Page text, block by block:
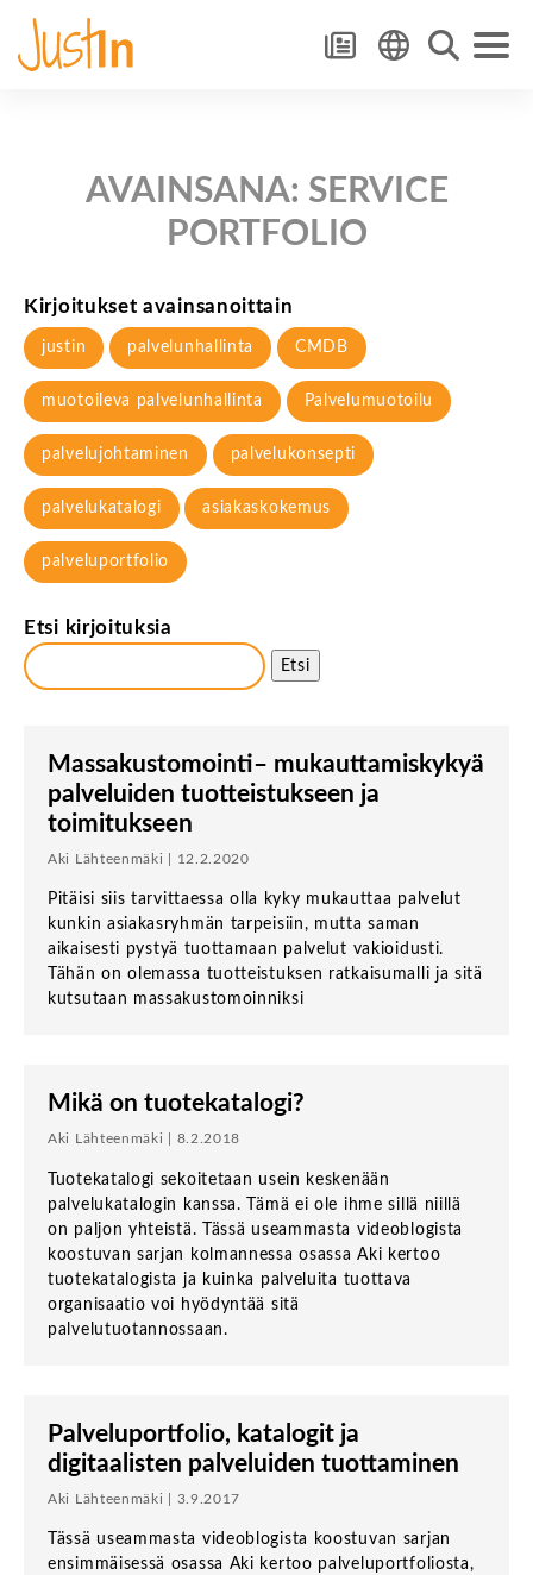
AVAINSANA: SERVICE
PORTFOLIO
Kirjoitukset avainsanoittain
justin palvelunhallinta CMDB
muotoileva palvelunhallinta Palvelumuotoilu
palvelujohtaminen palvelukonsepti
palvelukatalogi asiakaskokemus
palveluportfolio
Etsi kirjoituksia
Etsi
Massakustomointi– mukauttamiskykyä
palveluiden tuotteistukseen ja
toimitukseen
Aki Lähteenmäki | 12.2.2020
Pitäisi siis tarvittaessa olla kyky mukauttaa palvelut
kunkin asiakasryhmän tarpeisiin, mutta saman
aikaisesti pystyä tuottamaan palvelut vakioidusti.
Tähän on olemassa tuotteistuksen ratkaisumalli ja sitä
kutsutaan massakustomoinniksi
Mikä on tuotekatalogi?
Aki Lähteenmäki | 8.2.2018
Tuotekatalogi sekoitetaan usein keskenään
palvelukatalogin kanssa. Tämä ei ole ihme sillä niillä
on paljon yhteistä. Tässä useammasta videoblogista
koostuvan sarjan kolmannessa osassa Aki kertoo
tuotekatalogista ja kuinka palveluita tuottava
organisaatio voi hyödyntää sitä
palvelutuotannossaan.
Palveluportfolio, katalogit ja
digitaalisten palveluiden tuottaminen
Aki Lähteenmäki | 3.9.2017
Tässä useammasta videoblogista koostuvan sarjan
ensimmäisessä osassa Aki kertoo palveluportfoliosta,